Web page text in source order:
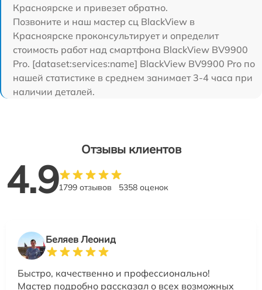
Красноярске и привезет обратно.
Позвоните и наш мастер сц BlackView в
Красноярске проконсультирует и определит
стоимость работ над смартфона BlackView BV9900
Pro. [dataset:services:name] BlackView BV9900 Pro по
нашей статистике в среднем занимает 3-4 часа при
наличии деталей.
Отзывы клиентов
4.91799 отзывов 5358 оценок
Беляев Леонид
Быстро, качественно и профессионально!
Мастер подробно рассказал о всех возможных